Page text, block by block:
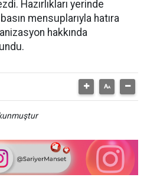
Hazırlıkları yerinde
mensuplarıyla hatıra
hakkında